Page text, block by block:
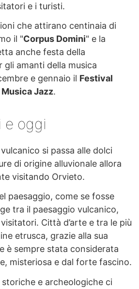
e i turisti.
che attirano centinaia di
il "Corpus Domini" e la
anche festa della
gli amanti della musica
e gennaio il Festival
Jazz.
e oggi
si passa alle dolci
di origine alluvionale allora
visitando Orvieto.
paesaggio, come se fosse
tra il paesaggio vulcanico,
Città d’arte e tra le più
etrusca, grazie alla sua
è sempre stata considerata
misteriosa e dal forte fascino.
e archeologiche ci